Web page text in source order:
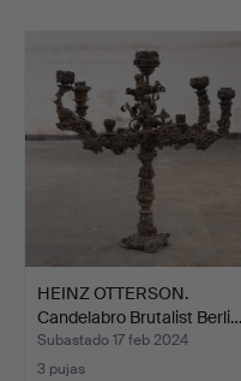
Auctions
HEINZ OTTERSON.
Candelabro Brutalist Berli…
Subastado 17 feb 2024
3 pujas